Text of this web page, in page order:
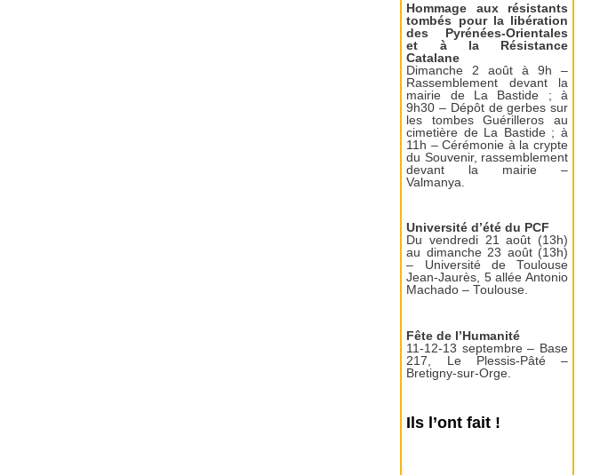
Hommage aux résistants
tombés pour la libération
des Pyrénées-Orientales
et à la Résistance
Catalane
Dimanche 2 août à 9h –
Rassemblement devant la
mairie de La Bastide ; à
9h30 – Dépôt de gerbes sur
les tombes Guérilleros au
cimetière de La Bastide ; à
11h – Cérémonie à la crypte
du Souvenir, rassemblement
devant la mairie –
Valmanya.
Université d’été du PCF
Du vendredi 21 août (13h)
au dimanche 23 août (13h)
– Université de Toulouse
Jean-Jaurès, 5 allée Antonio
Machado – Toulouse.
Fête de l’Humanité
11-12-13 septembre – Base
217, Le Plessis-Pâté –
Bretigny-sur-Orge.
Ils l’ont fait !